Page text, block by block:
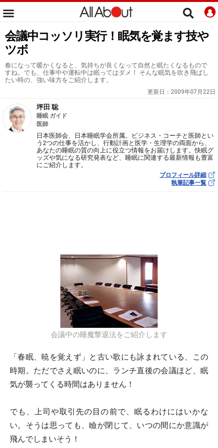
会議中コッソリ実行！眠気を覚ます技や
ツボ
春になって暖かくなると、気持ちが良くなって自然と眠たくなるもので
すね。でも、仕事中や運転中は眠ってはダメ！ そんな眠気を吹き飛ばし
たい時の、強い味方をご紹介します。
更新日： 2009年07月22日
坪田 聡
睡眠 ガイド
医師
日本医師会、日本睡眠学会所属。ビジネス・コーチと医師とい
う2つの仕事を活かし、行動計画と医学・生理学の両面から、
あなたの睡眠の質の向上に役立つ情報をお届けします。快眠グ
ッズや気になる研究発表など、睡眠に関連する最新情報も豊富
にご紹介します。
プロフィール詳細
執筆記事一覧
会議中の睡魔撃退法をご紹介します
「春眠、暁を覚えず」と古い歌にも詠まれている、この
時期。ただでさえ眠いのに、ランチ直後の会議ほど、眠
気が襲ってくる時間はありません！
でも、上司や取引先の目の前で、眠るわけにはいかな
い。そうは思っても、瞼が閉じて、いつの間にか意識が
飛んでしまいそう！